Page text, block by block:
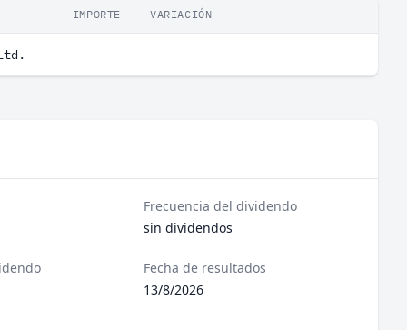
IMPORTE VARIACIÓN
Frecuencia del dividendo
sin dividendos
Fecha de resultados
13/8/2026